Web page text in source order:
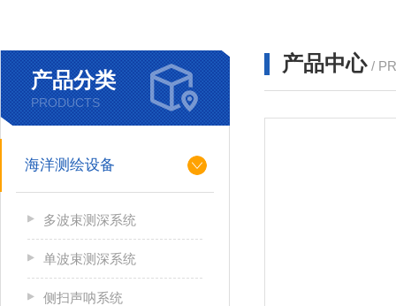
产品分类
PRODUCTS
海洋测绘设备
多波束测深系统
单波束测深系统
侧扫声呐系统
产品中心 /